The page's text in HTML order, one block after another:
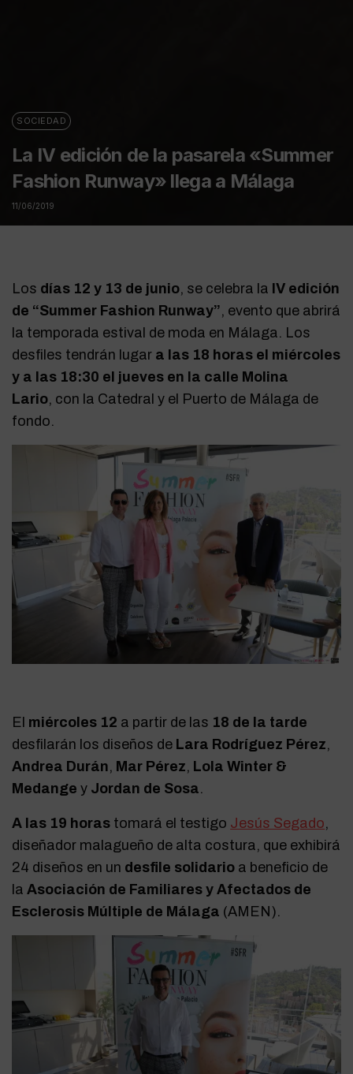
SOCIEDAD
La IV edición de la pasarela «Summer
Fashion Runway» llega a Málaga
11/06/2019
Los días 12 y 13 de junio, se celebra la IV edición
de “Summer Fashion Runway”, evento que abrirá
la temporada estival de moda en Málaga. Los
desfiles tendrán lugar a las 18 horas el miércoles
y a las 18:30 el jueves en la calle Molina
Lario, con la Catedral y el Puerto de Málaga de
fondo.
El miércoles 12 a partir de las 18 de la tarde
desfilarán los diseños de Lara Rodríguez Pérez,
Andrea Durán, Mar Pérez, Lola Winter &
Medange y Jordan de Sosa.
A las 19 horas tomará el testigo Jesús Segado,
diseñador malagueño de alta costura, que exhibirá
24 diseños en un desfile solidario a beneficio de
laAsociación de Familiares y Afectados de
Esclerosis Múltiple de Málaga (AMEN).